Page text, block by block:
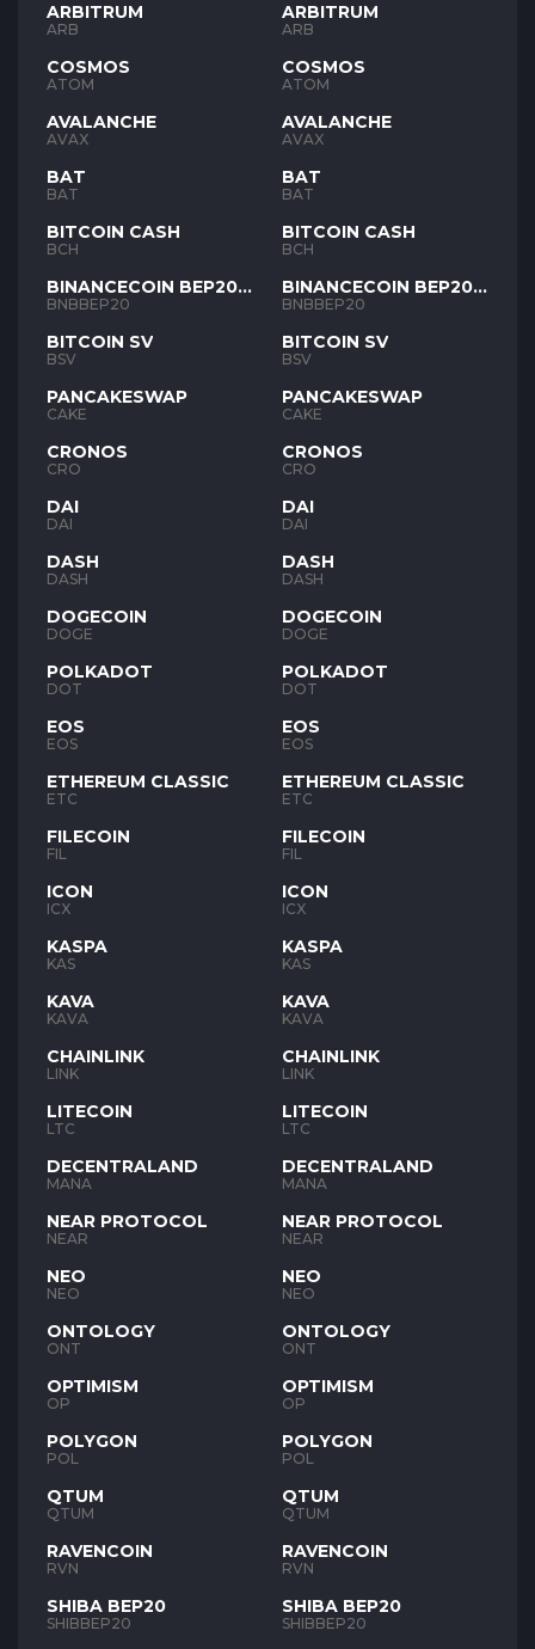
ARBITRUM
ARB
COSMOS
ATOM
AVALANCHE
AVAX
BAT
BAT
BITCOIN CASH
BCH
BINANCECOIN BEP20
BNB
BNBBEP20
BITCOIN SV
BSV
PANCAKESWAP
CAKE
CRONOS
CRO
DAI
DAI
DASH
DASH
DOGECOIN
DOGE
POLKADOT
DOT
EOS
EOS
ETHEREUM CLASSIC
ETC
FILECOIN
FIL
ICON
ICX
KASPA
KAS
KAVA
KAVA
CHAINLINK
LINK
LITECOIN
LTC
DECENTRALAND
MANA
NEAR PROTOCOL
NEAR
NEO
NEO
ONTOLOGY
ONT
OPTIMISM
OP
POLYGON
POL
QTUM
QTUM
RAVENCOIN
RVN
SHIBA BEP20
SHIBBEP20
ARBITRUM
ARB
COSMOS
ATOM
AVALANCHE
AVAX
BAT
BAT
BITCOIN CASH
BCH
BINANCECOIN BEP20
BNB
BNBBEP20
BITCOIN SV
BSV
PANCAKESWAP
CAKE
CRONOS
CRO
DAI
DAI
DASH
DASH
DOGECOIN
DOGE
POLKADOT
DOT
EOS
EOS
ETHEREUM CLASSIC
ETC
FILECOIN
FIL
ICON
ICX
KASPA
KAS
KAVA
KAVA
CHAINLINK
LINK
LITECOIN
LTC
DECENTRALAND
MANA
NEAR PROTOCOL
NEAR
NEO
NEO
ONTOLOGY
ONT
OPTIMISM
OP
POLYGON
POL
QTUM
QTUM
RAVENCOIN
RVN
SHIBA BEP20
SHIBBEP20